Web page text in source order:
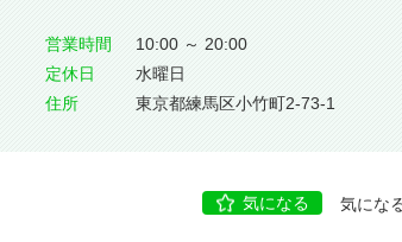
営業時間
10:00 ～ 20:00
定休⽇
水曜日
住所
東京都練馬区小竹町2-73-1
気になる 気にな